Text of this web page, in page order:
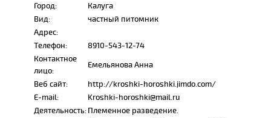
Город:
Калуга
Вид:
частный питомник
Адрес:
Телефон:
8910-543-12-74
Контактное
лицо:
Емельянова Анна
Веб сайт:
http://kroshki-horoshki.jimdo.com/
E-mail:
Kroshki-horoshki@mail.ru
Деятельность:Племенное разведение.